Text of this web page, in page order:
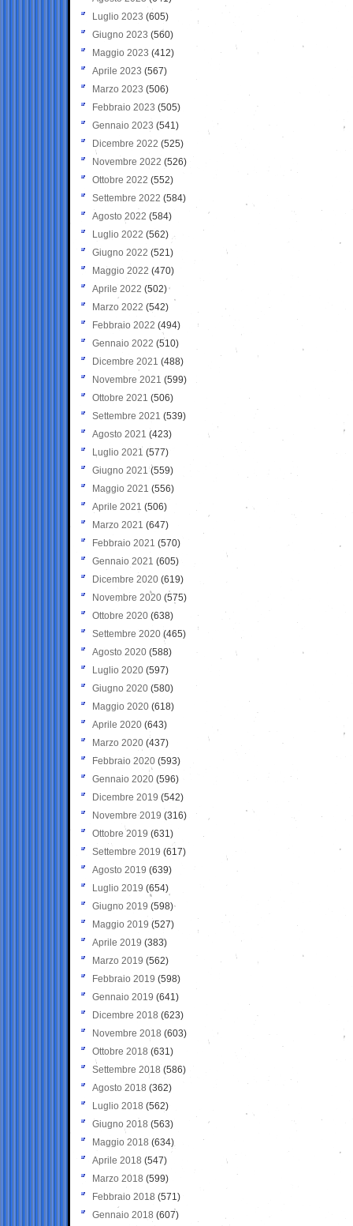
Luglio 2023 (605)
Giugno 2023 (560)
Maggio 2023 (412)
Aprile 2023 (567)
Marzo 2023 (506)
Febbraio 2023 (505)
Gennaio 2023 (541)
Dicembre 2022 (525)
Novembre 2022 (526)
Ottobre 2022 (552)
Settembre 2022 (584)
Agosto 2022 (584)
Luglio 2022 (562)
Giugno 2022 (521)
Maggio 2022 (470)
Aprile 2022 (502)
Marzo 2022 (542)
Febbraio 2022 (494)
Gennaio 2022 (510)
Dicembre 2021 (488)
Novembre 2021 (599)
Ottobre 2021 (506)
Settembre 2021 (539)
Agosto 2021 (423)
Luglio 2021 (577)
Giugno 2021(559)
Maggio 2021 (556)
Aprile 2021 (506)
Marzo 2021 (647)
Febbraio 2021 (570)
Gennaio 2021 (605)
Dicembre 2020 (619)
Novembre 2020 (575)
Ottobre 2020 (638)
Settembre 2020(465)
Agosto 2020 (588)
Luglio 2020 (597)
Giugno 2020 (580)
Maggio 2020 (618)
Aprile 2020 (643)
Marzo 2020 (437)
Febbraio 2020 (593)
Gennaio 2020 (596)
Dicembre 2019 (542)
Novembre 2019 (316)
Ottobre 2019 (631)
Settembre 2019 (617)
Agosto 2019 (639)
Luglio 2019 (654)
Giugno 2019 (598)
Maggio 2019 (527)
Aprile 2019 (383)
Marzo 2019 (562)
Febbraio 2019 (598)
Gennaio 2019 (641)
Dicembre 2018 (623)
Novembre 2018 (603)
Ottobre 2018 (631)
Settembre 2018 (586)
Agosto 2018 (362)
Luglio 2018 (562)
Giugno 2018 (563)
Maggio 2018 (634)
Aprile 2018 (547)
Marzo 2018 (599)
Febbraio 2018 (571)
Gennaio 2018 (607)